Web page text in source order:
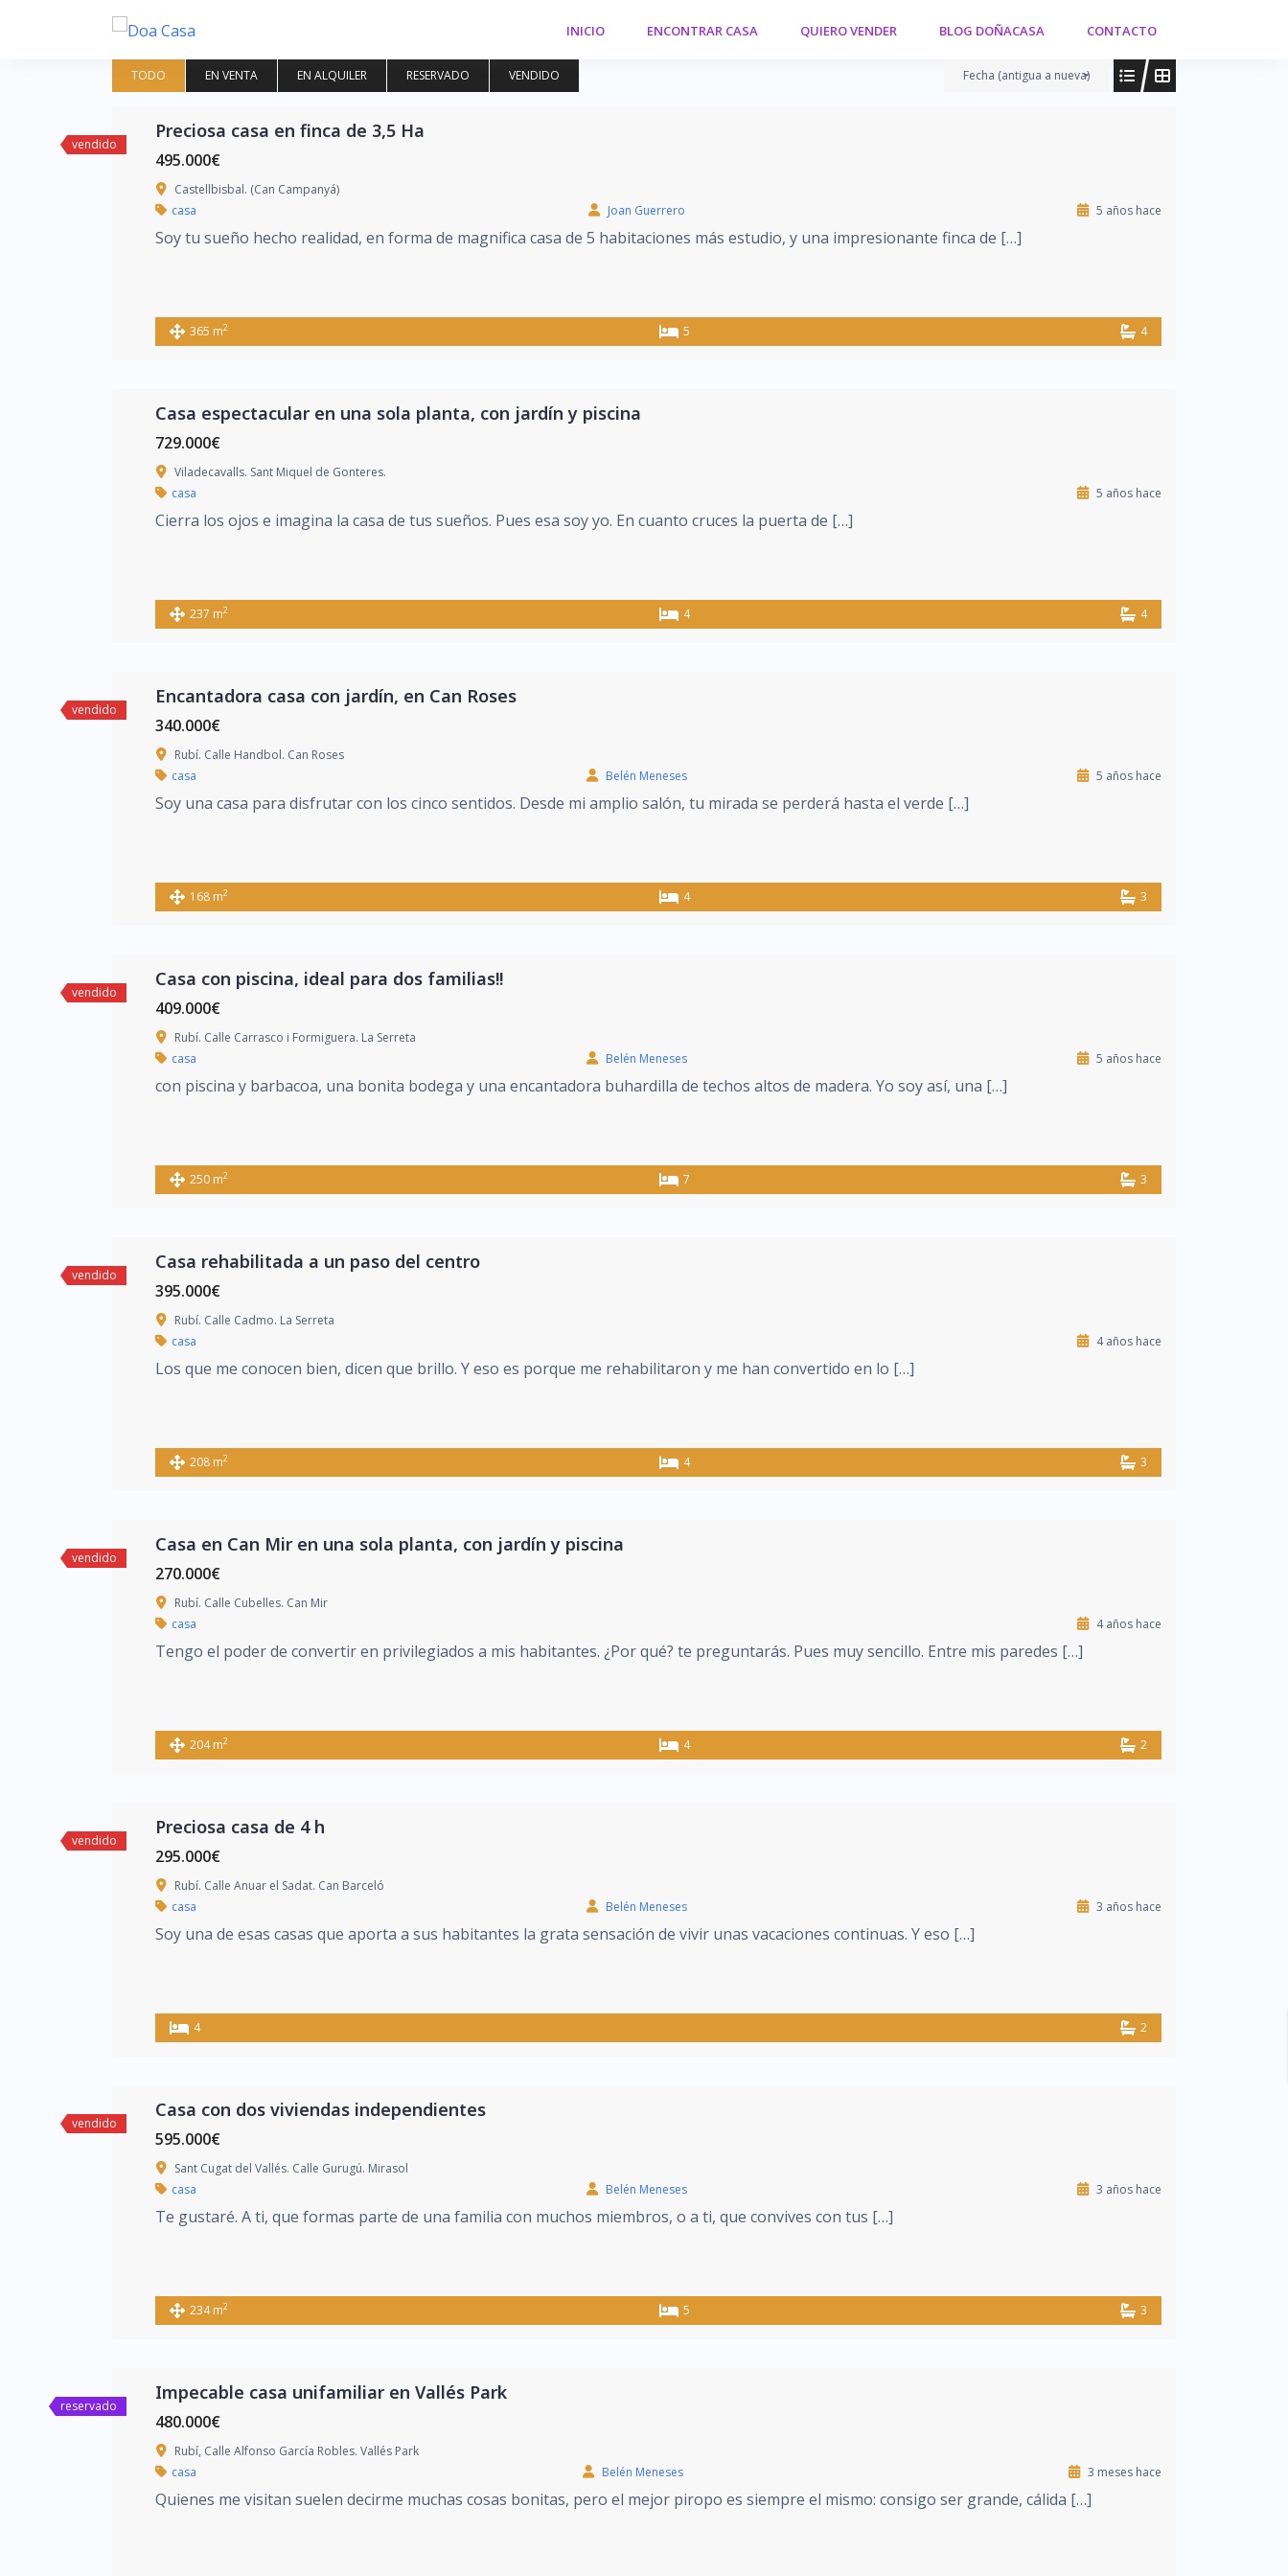
INICIO ENCONTRAR CASA QUIERO VENDER BLOG DOÑACASA CONTACTO
TODO EN VENTA EN ALQUILER RESERVADO VENDIDO Fecha (antigua a nueva)
vendido
Preciosa casa en finca de 3,5 Ha
495.000€
Castellbisbal. (Can Campanyá)
casa
Joan Guerrero 5 años hace
Soy tu sueño hecho realidad, en forma de magnifica casa de 5 habitaciones más estudio, y una impresionante finca de […]
365 m2 5 4
Casa espectacular en una sola planta, con jardín y piscina
729.000€
Viladecavalls. Sant Miquel de Gonteres.
casa
5 años hace
Cierra los ojos e imagina la casa de tus sueños. Pues esa soy yo. En cuanto cruces la puerta de […]
237 m2 4 4
vendido
Encantadora casa con jardín, en Can Roses
340.000€
Rubí. Calle Handbol. Can Roses
casa
Belén Meneses 5 años hace
Soy una casa para disfrutar con los cinco sentidos. Desde mi amplio salón, tu mirada se perderá hasta el verde […]
168 m2 4 3
vendido
Casa con piscina, ideal para dos familias!!
409.000€
Rubí. Calle Carrasco i Formiguera. La Serreta
casa
Belén Meneses 5 años hace
con piscina y barbacoa, una bonita bodega y una encantadora buhardilla de techos altos de madera. Yo soy así, una […]
250 m2 7 3
vendido
Casa rehabilitada a un paso del centro
395.000€
Rubí. Calle Cadmo. La Serreta
casa
4 años hace
Los que me conocen bien, dicen que brillo. Y eso es porque me rehabilitaron y me han convertido en lo […]
208 m2 4 3
vendido
Casa en Can Mir en una sola planta, con jardín y piscina
270.000€
Rubí. Calle Cubelles. Can Mir
casa
4 años hace
Tengo el poder de convertir en privilegiados a mis habitantes. ¿Por qué? te preguntarás. Pues muy sencillo. Entre mis paredes […]
204 m2 4 2
vendido
Preciosa casa de 4 h
295.000€
Rubí. Calle Anuar el Sadat. Can Barceló
casa
Belén Meneses 3 años hace
Soy una de esas casas que aporta a sus habitantes la grata sensación de vivir unas vacaciones continuas. Y eso […]
4 2
vendido
Casa con dos viviendas independientes
595.000€
Sant Cugat del Vallés. Calle Gurugú. Mirasol
casa
Belén Meneses 3 años hace
Te gustaré. A ti, que formas parte de una familia con muchos miembros, o a ti, que convives con tus […]
234 m2 5 3
reservado
Impecable casa unifamiliar en Vallés Park
480.000€
Rubí, Calle Alfonso García Robles. Vallés Park
casa
Belén Meneses 3 meses hace
Quienes me visitan suelen decirme muchas cosas bonitas, pero el mejor piropo es siempre el mismo: consigo ser grande, cálida […]